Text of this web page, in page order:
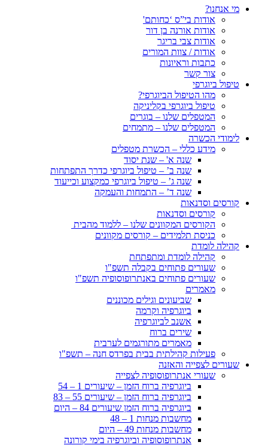
מי אנחנו?
אודות בי”ס ‘כחותם'
אודות אורנה בן דור
אודות צבי בריגר
אודות / צוות המורים
כתבות וראיונות
צור קשר
טיפול ביוגרפי
מהו הטיפול הביוגרפי?
טיפול ביוגרפי בקליניקה
המטפלים שלנו – בוגרים
המטפלים שלנו – מתמחים
לימודי הכשרה
מידע כללי – הכשרת מטפלים
שנה א' – שנת יסוד
שנה ב’ – טיפול ביוגרפי כדרך התפתחות
שנה ג’ – טיפול ביוגרפי כמקצוע וכייעוד
שנה ד’ – התמחות והעמקה
קורסים וסדנאות
קורסים וסדנאות
הקורסים המקוונים שלנו – ללמוד מהבית
כניסת תלמידים – קורסים מקוונים
קהילה לומדת
קהילה לומדת ומתפתחת
שעורים פתוחים בקבלה תשפ"ו
שעורים פתוחים באנתרופוסופיה תשפ"ו
מאמרים
שביעונים וגילים מכוננים
ביוגרפיה וקרמה
אשנב לביוגרפיה
שירים ברוח
מאמרים מתורגמים לערבית
פעילות קהילתית בבית בפרדס חנה – תשפ"ו
שעורים לצפייה והאזנה
שעורי אנתרופוסופיה לצפייה
ביוגרפיה ברוח הזמן – שיעורים 1 – 54
ביוגרפיה ברוח הזמן – שיעורים 55 – 83
ביוגרפיה ברוח הזמן שיעורים 84 – היום
מחשבות מנחות 1 – 48
מחשבות מנחות 49 – היום
אנתרופוסופיה וביוגרפיה בימי קורונה